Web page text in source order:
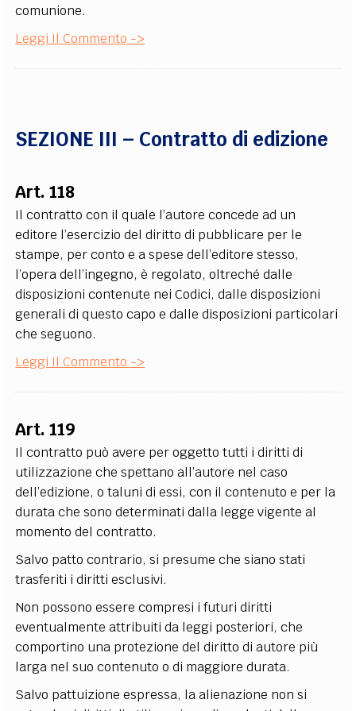
comunione.
Leggi Il Commento ->
SEZIONE III – Contratto di edizione
Art. 118
Il contratto con il quale l’autore concede ad un
editore l’esercizio del diritto di pubblicare per le
stampe, per conto e a spese dell’editore stesso,
l’opera dell’ingegno, è regolato, oltreché dalle
disposizioni contenute nei Codici, dalle disposizioni
generali di questo capo e dalle disposizioni particolari
che seguono.
Leggi Il Commento ->
Art. 119
Il contratto può avere per oggetto tutti i diritti di
utilizzazione che spettano all’autore nel caso
dell’edizione, o taluni di essi, con il contenuto e per la
durata che sono determinati dalla legge vigente al
momento del contratto.
Salvo patto contrario, si presume che siano stati
trasferiti i diritti esclusivi.
Non possono essere compresi i futuri diritti
eventualmente attribuiti da leggi posteriori, che
comportino una protezione del diritto di autore più
larga nel suo contenuto o di maggiore durata.
Salvo pattuizione espressa, la alienazione non si